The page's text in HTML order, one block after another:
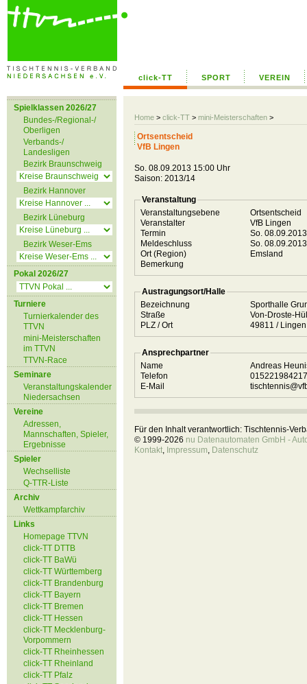
click-TT SPORT VEREIN
Home > click-TT > mini-Meisterschaften >
Spielklassen 2026/27
Bundes-/Regional-/
Oberligen
Verbands-/
Landesligen
Bezirk Braunschweig
Bezirk Hannover
Bezirk Lüneburg
Bezirk Weser-Ems
Pokal 2026/27
Turniere
Turnierkalender des
TTVN
mini-Meisterschaften
im TTVN
TTVN-Race
Seminare
Veranstaltungskalender
Niedersachsen
Vereine
Adressen,
Mannschaften, Spieler,
Ergebnisse
Spieler
Wechselliste
Q-TTR-Liste
Archiv
Wettkampfarchiv
Links
Homepage TTVN
click-TT DTTB
click-TT BaWü
click-TT Württemberg
click-TT Brandenburg
click-TT Bayern
click-TT Bremen
click-TT Hessen
click-TT Mecklenburg-
Vorpommern
click-TT Rheinhessen
click-TT Rheinland
click-TT Pfalz
Ortsentscheid
VfB Lingen
So. 08.09.2013 15:00 Uhr
Saison: 2013/14
Veranstaltung
Veranstaltungsebene
Ortsentscheid
Veranstalter
VfB Lingen
Termin
So.
Meldeschluss
So.
Ort (Region)
Emsland
Bemerkung
Austragungsort/Halle
Bezeichnung
Sporthalle
Straße
Von-Droste-
PLZ / Ort
49811 / Lingen
Ansprechpartner
Name
Andreas
Telefon
E-Mail
Für den Inhalt verantwortlich: Tischtennis-
© 1999-2026 nu Datenautomaten GmbH -
Kontakt, Impressum, Datenschutz